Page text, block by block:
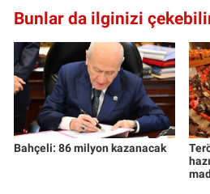
Bunlar da ilginizi
Bahçeli: 86 milyon kazanacak